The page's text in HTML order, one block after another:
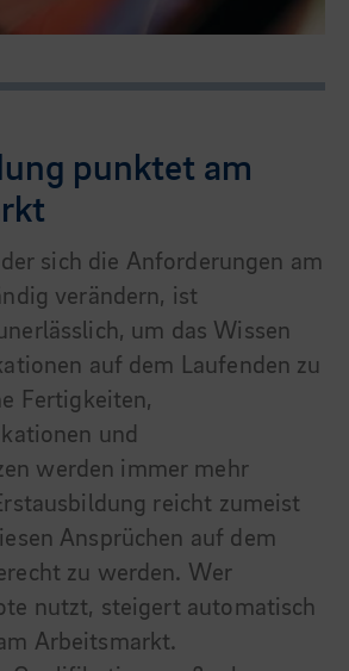
punktet am
sich die Anforderungen am
verändern, ist
um das Wissen
auf dem Laufenden zu
Fertigkeiten,
und
werden immer mehr
reicht zumeist
Ansprüchen auf dem
zu werden. Wer
nutzt, steigert automatisch
Arbeitsmarkt.